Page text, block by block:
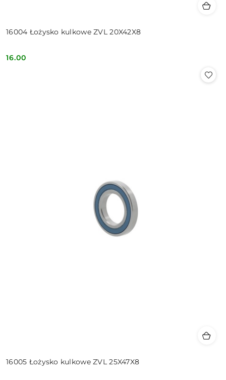
16004 Łożysko kulkowe ZVL 20X42X8
Cena:
16.00
16005 Łożysko kulkowe ZVL 25X47X8